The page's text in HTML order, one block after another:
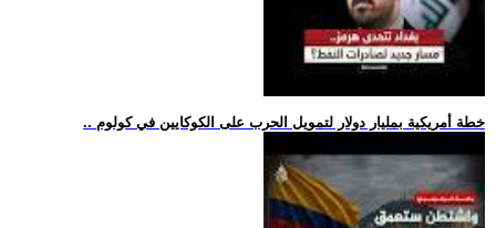
.. خطة أمريكية بمليار دولار لتمويل الحرب على الكوكايين في كولوم